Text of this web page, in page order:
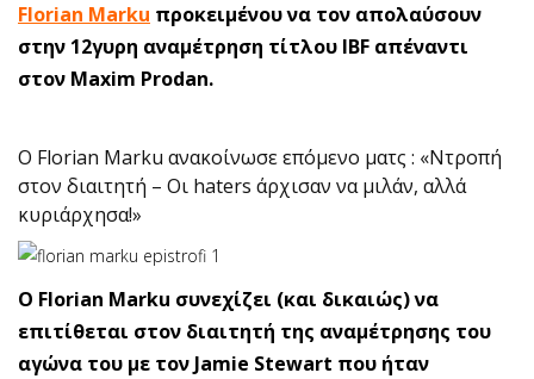
Florian Marku προκειμένου να τον απολαύσουν
στην 12γυρη αναμέτρηση τίτλου IBF απέναντι
στον Maxim Prodan.
O Florian Marku ανακοίνωσε επόμενο ματς : «Ντροπή
στον διαιτητή – Οι haters άρχισαν να μιλάν, αλλά
κυριάρχησα!»
O Florian Marku συνεχίζει (και δικαιώς) να
επιτίθεται στον διαιτητή της αναμέτρησης του
αγώνα του με τον Jamie Stewart που ήταν